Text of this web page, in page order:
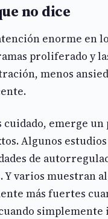
no dice
enorme en
proliferado y
menos
emerge un
Algunos
de
varios muestran
más fuertes